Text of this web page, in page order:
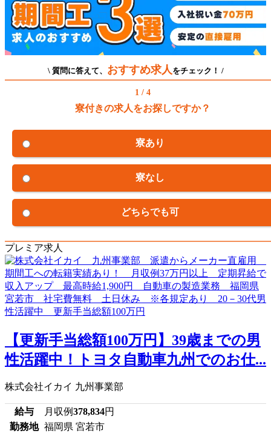
\ 質問に答えて、 おすすめ求人 をチェック！ /
1 / 4
寮付きの求人をお探しですか？
寮あり
寮なし
どちらでも可
プレミア求人
【更新手当総額100万円】39歳までの男
性活躍中！トヨタ自動車九州でのお仕...
株式会社イカイ 九州事業部
給与 月収例378,834円
勤務地 福岡県 宮若市